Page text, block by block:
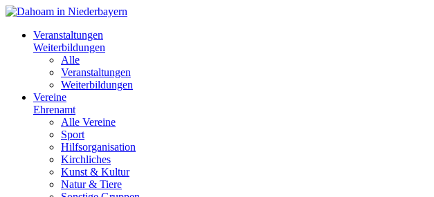
Veranstaltungen
Weiterbildungen
Alle
Veranstaltungen
Weiterbildungen
Vereine
Ehrenamt
Alle Vereine
Sport
Hilfsorganisation
Kirchliches
Kunst & Kultur
Natur & Tiere